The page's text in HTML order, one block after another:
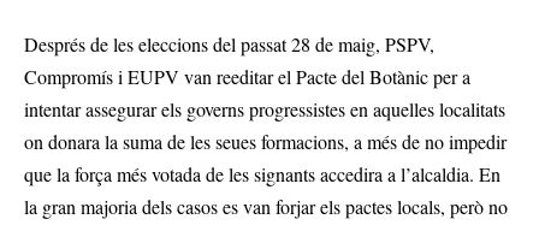
Després de les eleccions del passat 28 de maig, PSPV,
Compromís i EUPV van reeditar el Pacte del Botànic per a
intentar assegurar els governs progressistes en aquelles localitats
on donara la suma de les seues formacions, a més de no impedir
que la força més votada de les signants accedira a l’alcaldia. En
la gran majoria dels casos es van forjar els pactes locals, però no